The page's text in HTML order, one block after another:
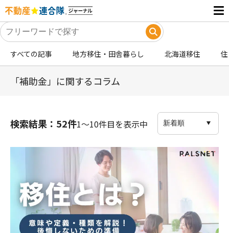
すべての記事 地方移住・田舎暮らし 北海道移住
「補助金」に関するコラム
検索結果：52件1〜10件目を表示中